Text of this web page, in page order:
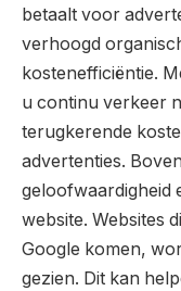
betaalt voor
verhoogd
kostenefficiëntie.
u continu verkeer
terugkerende
advertenties.
geloofwaardigheid
website. Websites
Google komen,
gezien. Dit kan